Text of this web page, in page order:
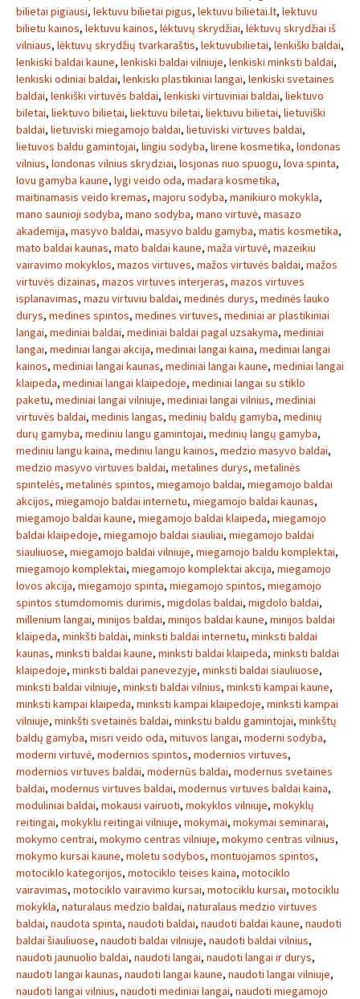
bilietai pigiausi, lektuvu bilietai pigus, lektuvu bilietai.lt, lektuvu
bilietu kainos, lektuvu kainos, lėktuvų skrydžiai, lėktuvų skrydžiai iš
vilniaus, lėktuvų skrydžių tvarkaraštis, lektuvubilietai, lenkiški baldai,
lenkiski baldai kaune, lenkiski baldai vilniuje, lenkiski minksti baldai,
lenkiski odiniai baldai, lenkiski plastikiniai langai, lenkiski svetaines
baldai, lenkiški virtuvės baldai, lenkiski virtuviniai baldai, liektuvo
biletai, liektuvo bilietai, liektuvu biletai, liektuvu bilietai, lietuviški
baldai, lietuviski miegamojo baldai, lietuviski virtuves baldai,
lietuvos baldu gamintojai, lingiu sodyba, lirene kosmetika, londonas
vilnius, londonas vilnius skrydziai, losjonas nuo spuogu, lova spinta,
lovu gamyba kaune, lygi veido oda, madara kosmetika,
maitinamasis veido kremas, majoru sodyba, manikiuro mokykla,
mano saunioji sodyba, mano sodyba, mano virtuvė, masazo
akademija, masyvo baldai, masyvo baldu gamyba, matis kosmetika,
mato baldai kaunas, mato baldai kaune, maža virtuvė, mazeikiu
vairavimo mokyklos, mazos virtuves, mažos virtuvės baldai, mažos
virtuvės dizainas, mazos virtuves interjeras, mazos virtuves
isplanavimas, mazu virtuviu baldai, medinės durys, medinės lauko
durys, medines spintos, medines virtuves, mediniai ar plastikiniai
langai, mediniai baldai, mediniai baldai pagal uzsakyma, mediniai
langai, mediniai langai akcija, mediniai langai kaina, mediniai langai
kainos, mediniai langai kaunas, mediniai langai kaune, mediniai langai
klaipeda, mediniai langai klaipedoje, mediniai langai su stiklo
paketu, mediniai langai vilniuje, mediniai langai vilnius, mediniai
virtuvės baldai, medinis langas, medinių baldų gamyba, medinių
durų gamyba, mediniu langu gamintojai, medinių langų gamyba,
mediniu langu kaina, mediniu langu kainos, medzio masyvo baldai,
medzio masyvo virtuves baldai, metalines durys, metalinės
spintelės, metalinės spintos, miegamojo baldai, miegamojo baldai
akcijos, miegamojo baldai internetu, miegamojo baldai kaunas,
miegamojo baldai kaune, miegamojo baldai klaipeda, miegamojo
baldai klaipedoje, miegamojo baldai siauliai, miegamojo baldai
siauliuose, miegamojo baldai vilniuje, miegamojo baldu komplektai,
miegamojo komplektai, miegamojo komplektai akcija, miegamojo
lovos akcija, miegamojo spinta, miegamojo spintos, miegamojo
spintos stumdomomis durimis, migdolas baldai, migdolo baldai,
millenium langai, minijos baldai, minijos baldai kaune, minijos baldai
klaipeda, minkšti baldai, minksti baldai internetu, minksti baldai
kaunas, minksti baldai kaune, minksti baldai klaipeda, minksti baldai
klaipedoje, minksti baldai panevezyje, minksti baldai siauliuose,
minksti baldai vilniuje, minksti baldai vilnius, minksti kampai kaune,
minksti kampai klaipeda, minksti kampai klaipedoje, minksti kampai
vilniuje, minkšti svetainės baldai, minkstu baldu gamintojai, minkštų
baldų gamyba, misri veido oda, mituvos langai, moderni sodyba,
moderni virtuvė, modernios spintos, modernios virtuves,
modernios virtuves baldai, modernūs baldai, modernus svetaines
baldai, modernus virtuves baldai, modernus virtuves baldai kaina,
moduliniai baldai, mokausi vairuoti, mokyklos vilniuje, mokyklų
reitingai, mokyklu reitingai vilniuje, mokymai, mokymai seminarai,
mokymo centrai, mokymo centras vilniuje, mokymo centras vilnius,
mokymo kursai kaune, moletu sodybos, montuojamos spintos,
motociklo kategorijos, motociklo teises kaina, motociklo
vairavimas, motociklo vairavimo kursai, motociklu kursai, motociklu
mokykla, naturalaus medzio baldai, naturalaus medzio virtuves
baldai, naudota spinta, naudoti baldai, naudoti baldai kaune, naudoti
baldai šiauliuose, naudoti baldai vilniuje, naudoti baldai vilnius,
naudoti jaunuolio baldai, naudoti langai, naudoti langai ir durys,
naudoti langai kaunas, naudoti langai kaune, naudoti langai vilniuje,
naudoti langai vilnius, naudoti mediniai langai, naudoti miegamojo